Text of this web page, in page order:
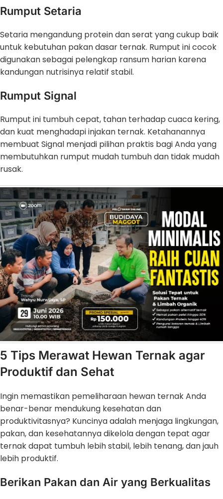
Rumput Setaria
Setaria mengandung protein dan serat yang cukup baik
untuk kebutuhan pakan dasar ternak. Rumput ini cocok
digunakan sebagai pelengkap ransum harian karena
kandungan nutrisinya relatif stabil.
Rumput Signal
Rumput ini tumbuh cepat, tahan terhadap cuaca kering,
dan kuat menghadapi injakan ternak. Ketahanannya
membuat Signal menjadi pilihan praktis bagi Anda yang
membutuhkan rumput mudah tumbuh dan tidak mudah
rusak.
5 Tips Merawat Hewan Ternak agar
Produktif dan Sehat
Ingin memastikan pemeliharaan hewan ternak Anda
benar-benar mendukung kesehatan dan
produktivitasnya? Kuncinya adalah menjaga lingkungan,
pakan, dan kesehatannya dikelola dengan tepat agar
ternak dapat tumbuh lebih stabil, lebih tenang, dan jauh
lebih produktif.
Berikan Pakan dan Air yang Berkualitas